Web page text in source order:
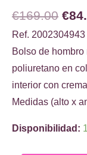
€169.00 El
era:
€
Ref. 2002304943
Bolso de
poliuretano en
interior con
Medidas (alto x
Disponibilidad: